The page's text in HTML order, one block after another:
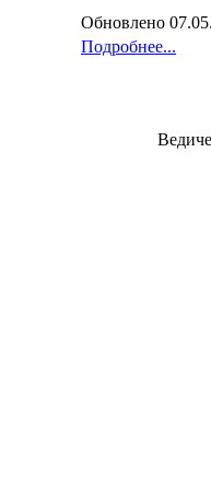
Обновлено
Подробнее...